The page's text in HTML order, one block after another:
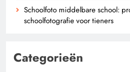
Schoolfoto middelbare school:
schoolfotografie voor tieners
Categorieën